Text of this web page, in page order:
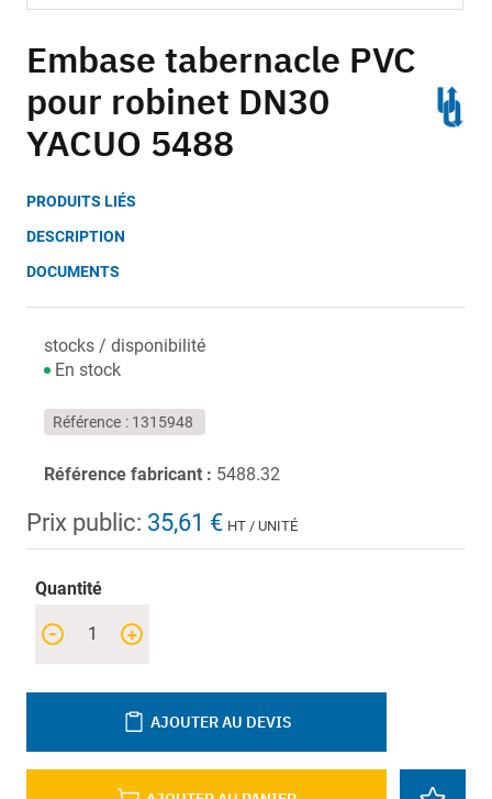
to
the
beginning
of
the
gallery
Embase tabernacle PVC
pour robinet DN30
YACUO 5488
PRODUITS LIÉS
DESCRIPTION
DOCUMENTS
stocks / disponibilité
En stock
Référence 1315948
Référence fabricant : 5488.32
Prix public: 35,61 € HT / UNITÉ
Quantité
+
-
AJOUTER AU DEVIS